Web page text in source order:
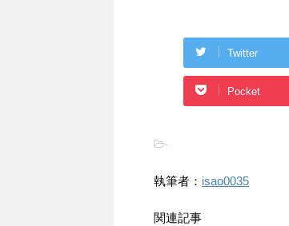
Twitter
Pocket
-
執筆者： isao0035
関連記事